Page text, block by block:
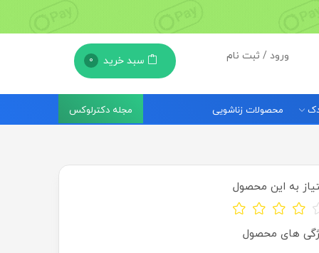
ورود / ثبت نام سبد خرید 0
محصولات زناشویی مجله دکترلوکس
به این محصول
های محصول